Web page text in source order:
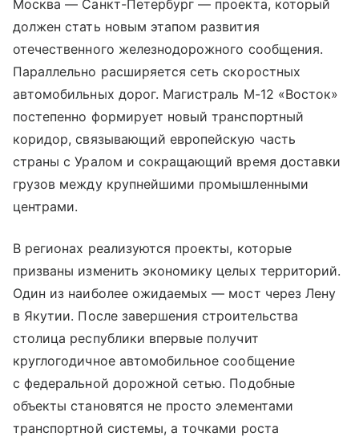
Москва — Санкт-Петербург — проекта, который
должен стать новым этапом развития
отечественного железнодорожного сообщения.
Параллельно расширяется сеть скоростных
автомобильных дорог. Магистраль М-12 «Восток»
постепенно формирует новый транспортный
коридор, связывающий европейскую часть
страны с Уралом и сокращающий время доставки
грузов между крупнейшими промышленными
центрами.
В регионах реализуются проекты, которые
призваны изменить экономику целых территорий.
Один из наиболее ожидаемых — мост через Лену
в Якутии. После завершения строительства
столица республики впервые получит
круглогодичное автомобильное сообщение
с федеральной дорожной сетью. Подобные
объекты становятся не просто элементами
транспортной системы, а точками роста